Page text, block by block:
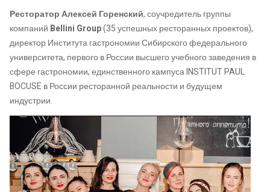
РестораторАлексей Горенский, соучредитель группы
компаний Bellini Group(35 успешных ресторанных проектов),
директор Института гастрономии Сибирского федерального
университета, первого в России высшего учебного заведения в
сфере гастрономии, единственного кампуса INSTITUT PAUL
BOCUSE в России ресторанной реальности и будущем
индустрии.